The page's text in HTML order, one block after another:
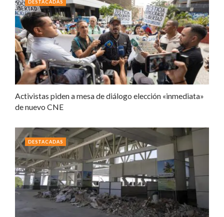
Activistas piden a mesa de diálogo elección «inmediata»
de nuevo CNE
DESTACADAS
DESTACADAS